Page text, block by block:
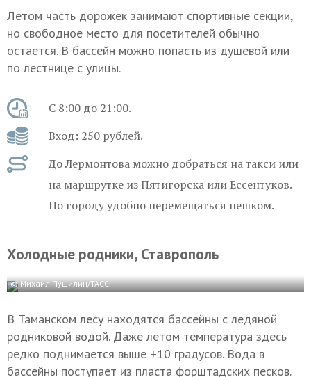
Летом часть дорожек занимают спортивные секции,
но свободное место для посетителей обычно
остается. В бассейн можно попасть из душевой или
по лестнице с улицы.
С 8:00 до 21:00.
Вход: 250 рублей.
До Лермонтова можно добраться на такси или
на маршрутке из Пятигорска или Ессентуков.
По городу удобно перемещаться пешком.
Холодные родники, Ставрополь
© Михаил Пушилин/ТАСС
В Таманском лесу находятся бассейны с ледяной
родниковой водой. Даже летом температура здесь
редко поднимается выше +10 градусов. Вода в
бассейны поступает из пласта форштадских песков.